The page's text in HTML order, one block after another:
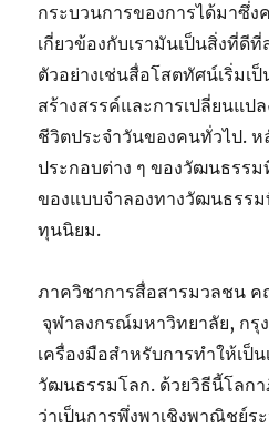
กระบวนการของการได้มาซึ่ง
เกี่ยวข้องกับเรามันเป็นสิ่งที่ดี
ตัวอย่างเช่นสื่อโสตทัศน์เริ่มเ
สร้างสรรค์และการเปลี่ยนแป
ชีวิตประจำวันของคนทั่วไป. ห
ประกอบต่าง ๆ ของวัฒนธรร
ของแบบจำลองทางวัฒนธรร
ทุนนิยม.
ภาควิชาการสื่อสารมวลชน ค
จุฬาลงกรณ์มหาวิทยาลัย, กรุ
เครื่องมือสำหรับการทำให้เป็
วัฒนธรรมโลก. ด้วยวิธีนี้โลก
ว่าเป็นการพึ่งพาเชิงพาณิชย์ร